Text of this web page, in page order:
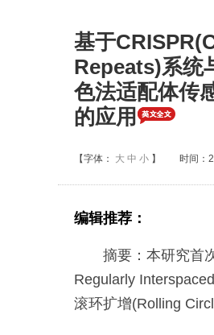
基于
Repeats)系
色法适配体传
的应用
【字体： 大 中 小 】 时间：
编辑推荐：
摘要：本研究首次
Regularly
滚环扩增(Rolling